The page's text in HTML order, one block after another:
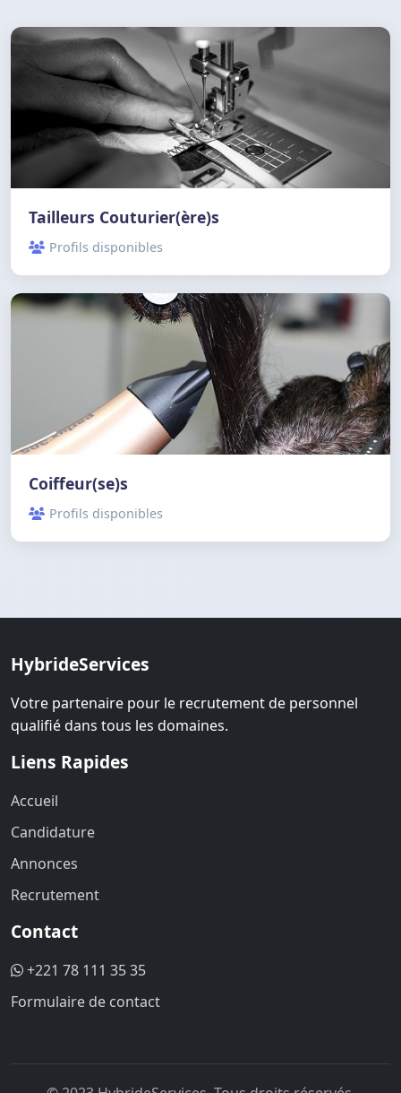
Tailleurs Couturier(ère)s
Profils disponibles
Coiffeur(se)s
Profils disponibles
HybrideServices
Votre partenaire pour le recrutement de personnel
qualifié dans tous les domaines.
Liens Rapides
Accueil
Candidature
Annonces
Recrutement
Contact
+221 78 111 35 35
Formulaire de contact